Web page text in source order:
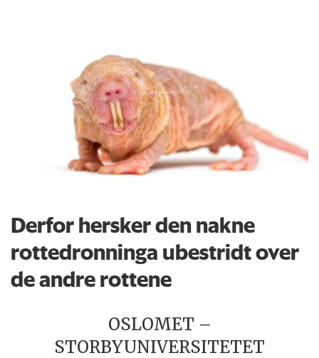
Derfor hersker den nakne
rottedronninga ubestridt over
de andre rottene
OSLOMET –
STORBYUNIVERSITETET